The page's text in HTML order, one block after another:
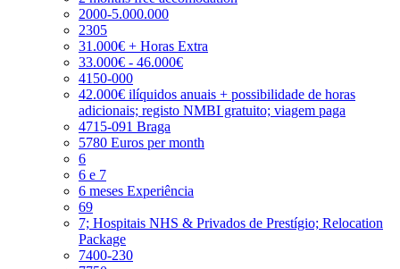
2000-5.000.000
2305
31.000€ + Horas Extra
33.000€ - 46.000€
4150-000
42.000€ ilíquidos anuais + possibilidade de horas
adicionais; registo NMBI gratuito; viagem paga
4715-091 Braga
5780 Euros per month
6
6 e 7
6 meses Experiência
69
7; Hospitais NHS & Privados de Prestígio; Relocation
Package
7400-230